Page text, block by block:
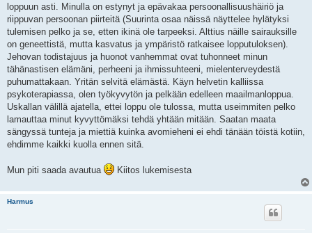
loppuun asti. Minulla on estynyt ja epävakaa persoonallisuushäiriö ja
riippuvan persoonan piirteitä (Suurinta osaa näissä näyttelee hylätyksi
tulemisen pelko ja se, etten ikinä ole tarpeeksi. Alttius näille sairauksille
on geneettistä, mutta kasvatus ja ympäristö ratkaisee lopputuloksen).
Jehovan todistajuus ja huonot vanhemmat ovat tuhonneet minun
tähänastisen elämäni, perheeni ja ihmissuhteeni, mielenterveydestä
puhumattakaan. Yritän selvitä elämästä. Käyn helvetin kalliissa
psykoterapiassa, olen työkyvytön ja pelkään edelleen maailmanloppua.
Uskallan välillä ajatella, ettei loppu ole tulossa, mutta useimmiten pelko
lamauttaa minut kyvyttömäksi tehdä yhtään mitään. Saatan maata
sängyssä tunteja ja miettiä kuinka avomieheni ei ehdi tänään töistä kotiin,
ehdimme kaikki kuolla ennen sitä.
Mun piti saada avautua Kiitos lukemisesta
Harmus